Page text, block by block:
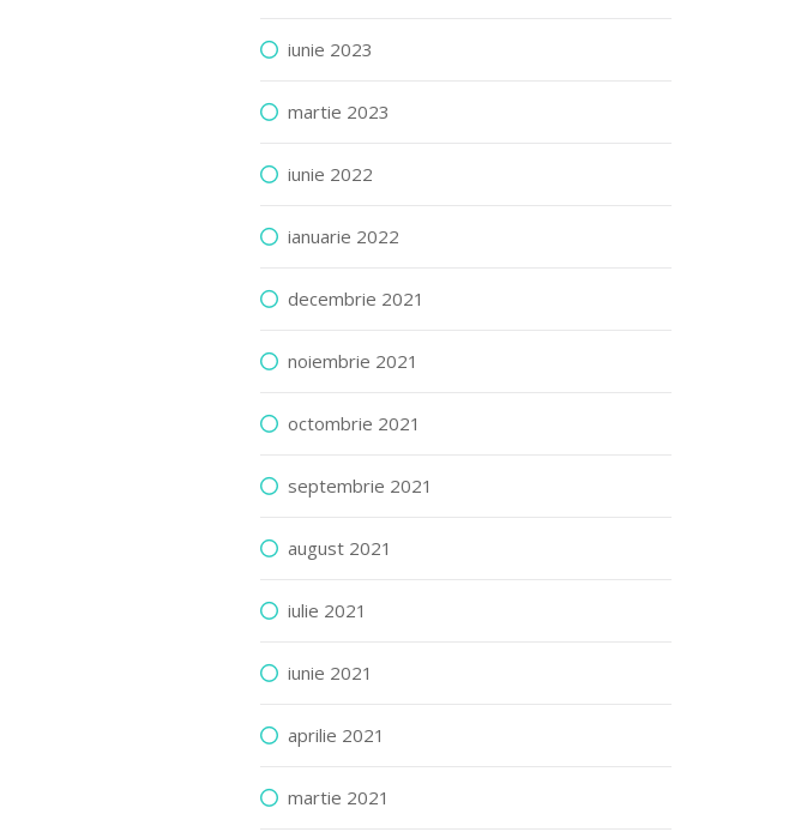
iunie 2023
martie 2023
iunie 2022
ianuarie 2022
decembrie 2021
noiembrie 2021
octombrie 2021
septembrie 2021
august 2021
iulie 2021
iunie 2021
aprilie 2021
martie 2021